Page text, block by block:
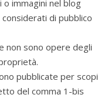
immagini nel blog
di pubblico
non sono opere degli
pubblicate per scopi
del comma 1-bis